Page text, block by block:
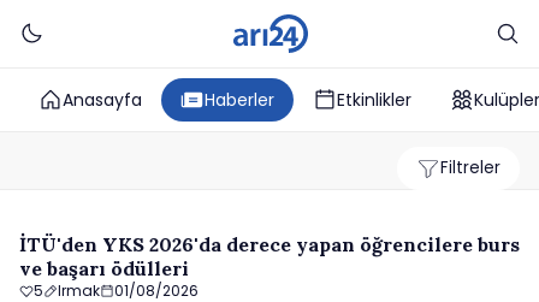
Anasayfa Haberler Etkinlikler Kulüpler
İTÜ'den YKS 2026'da derece yapan öğrencilere burs
ve başarı ödülleri
5 Irmak 01/08/2026
Filtreler